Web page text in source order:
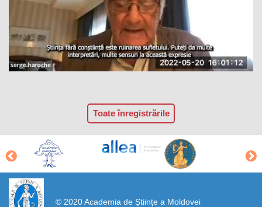
Toate înregistrările
© 2020 Academia de Științe a Moldovei
https://propletenie.ru/